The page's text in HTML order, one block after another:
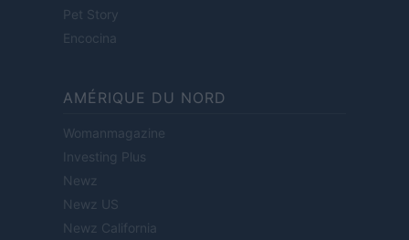
Pet Story
Encocina
AMÉRIQUE DU NORD
Womanmagazine
Investing Plus
Newz
Newz US
Newz California